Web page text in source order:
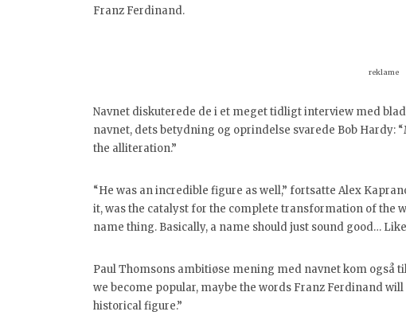
Franz Ferdinand.
reklame
Navnet diskuterede de i et meget tidligt interview med
navnet, dets betydning og oprindelse svarede Bob Hardy:
the alliteration.”
“He was an incredible figure as well,” fortsatte Alex
it, was the catalyst for the complete transformation of the
name thing. Basically, a name should just sound good…
Paul Thomsons ambitiøse mening med navnet kom også
we become popular, maybe the words Franz Ferdinand
historical figure.”